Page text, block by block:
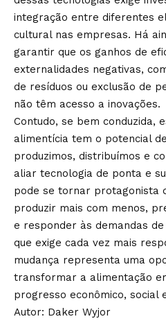
integração entre diferentes
cultural nas empresas. Há
garantir que os ganhos de
externalidades negativas,
de resíduos ou exclusão de
não têm acesso a inovações.
Contudo, se bem conduzida,
alimentícia tem o potencial
produzimos, distribuímos e
aliar tecnologia de ponta e
pode se tornar protagonista
produzir mais com menos,
e responder às demandas
que exige cada vez mais
mudança representa uma
transformar a alimentação
progresso econômico, social
Autor: Daker Wyjor